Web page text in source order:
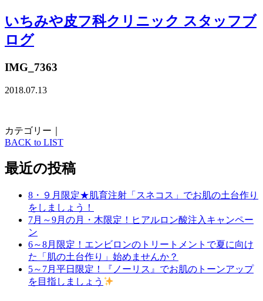
いちみや皮フ科クリニック スタッフブ
ログ
IMG_7363
2018.07.13
カテゴリー｜
BACK to LIST
最近の投稿
8・９月限定★肌育注射「スネコス」でお肌の土台作り
をしましょう！
7月～9月の月・木限定！ヒアルロン酸注入キャンペー
ン
6～8月限定！エンビロンのトリートメントで夏に向け
た「肌の土台作り」始めませんか？
5～7月平日限定！『ノーリス』でお肌のトーンアップ
を目指しましょう